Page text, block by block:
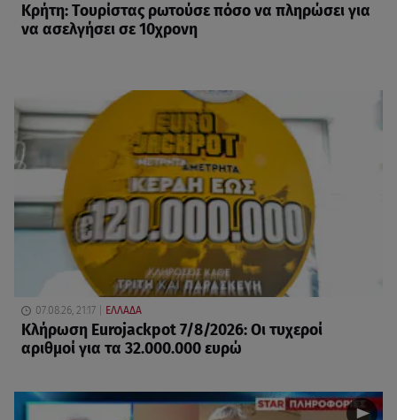
Κρήτη: Τουρίστας ρωτούσε πόσο να πληρώσει για
να ασελγήσει σε 10χρονη
07.08.26, 21:17 ΕΛΛΑΔΑ
Κλήρωση Eurojackpot 7/8/2026: Οι τυχεροί
αριθμοί για τα 32.000.000 ευρώ